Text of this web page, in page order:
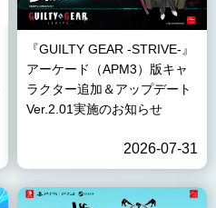
『GUILTY GEAR -STRIVE-』
アーケード（APM3）版キャ
ラクター追加＆アップデート
Ver.2.01実施のお知らせ
2026-07-31